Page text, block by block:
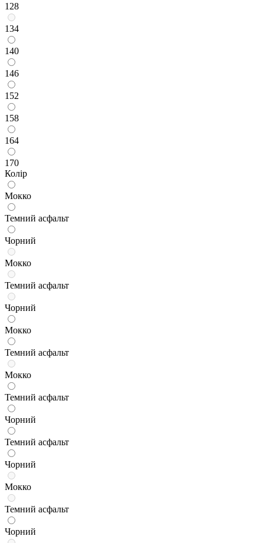
128
134
140
146
152
158
164
170
Колір
Мокко
Темний асфальт
Чорний
Мокко
Темний асфальт
Чорний
Мокко
Темний асфальт
Мокко
Темний асфальт
Чорний
Темний асфальт
Чорний
Мокко
Темний асфальт
Чорний